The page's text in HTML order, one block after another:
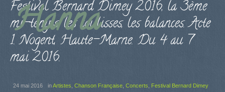
Hanna
Festival Bernard Dimey 2016, la 3ème
mi-temps, les coulisses, les balances. Acte
1. Nogent, Haute-Marne. Du 4 au 7
mai 2016.
24 mai 2016 inArtistes, Chanson Française, Concerts, Festival Bernard Dimey